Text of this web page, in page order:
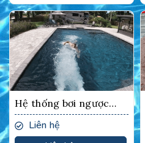
Hệ thống bơi ngược
dòngLiên hệ